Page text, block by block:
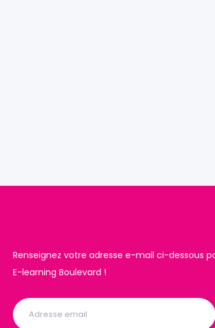
Renseignez votre adresse e-mail ci-dessous
E-learning Boulevard !